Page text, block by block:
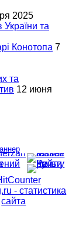
2025
України та
Конотопа 7
та
12 июня